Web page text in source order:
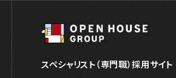
スペシャリスト（専門職）採用サイト